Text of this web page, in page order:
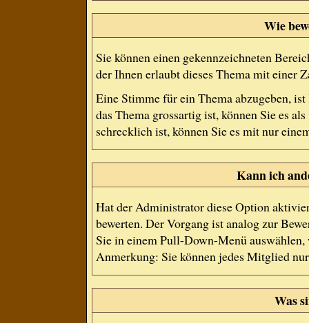
Wie
Sie können einen gekennzeichneten
der Ihnen erlaubt dieses Thema mit einer
Eine Stimme für ein Thema abzugeben,
das Thema grossartig ist, können Sie es
schrecklich ist, können Sie es mit nur
Kann ich
Hat der Administrator diese Option
bewerten. Der Vorgang ist analog zur
Sie in einem Pull-Down-Menü
Anmerkung: Sie können jedes Mitglied
Was